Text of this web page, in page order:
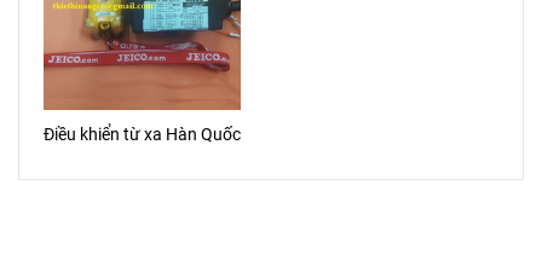
Điều khiển từ xa Hàn Quốc